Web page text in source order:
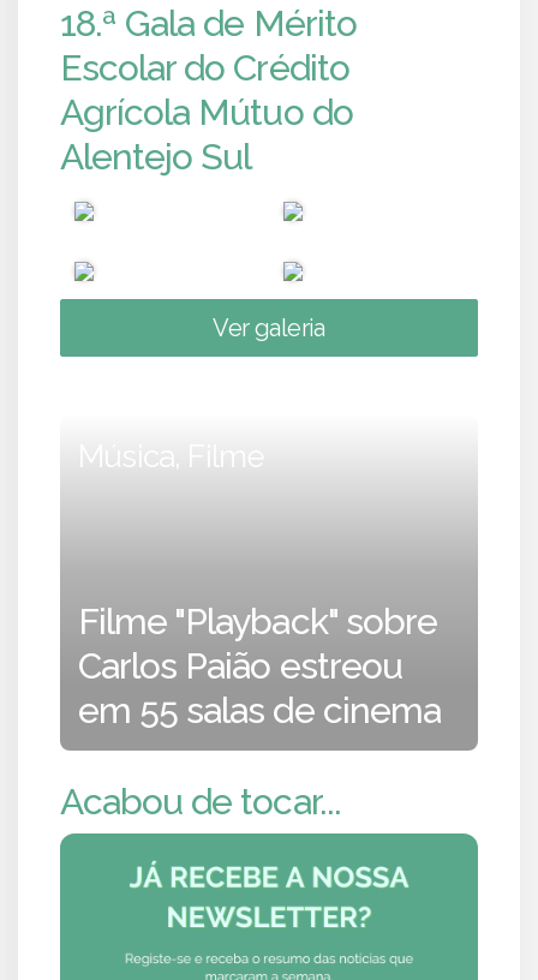
18.ª Gala de Mérito
Escolar do Crédito
Agrícola Mútuo do
Alentejo Sul
Ver galeria
Música, Filme
Filme "Playback" sobre
Carlos Paião estreou
em 55 salas de cinema
Acabou de tocar...